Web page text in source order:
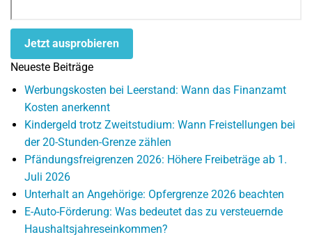
Jetzt ausprobieren
Neueste Beiträge
Werbungskosten bei Leerstand: Wann das Finanzamt
Kosten anerkennt
Kindergeld trotz Zweitstudium: Wann Freistellungen bei
der 20-Stunden-Grenze zählen
Pfändungsfreigrenzen 2026: Höhere Freibeträge ab 1.
Juli 2026
Unterhalt an Angehörige: Opfergrenze 2026 beachten
E-Auto-Förderung: Was bedeutet das zu versteuernde
Haushaltsjahreseinkommen?